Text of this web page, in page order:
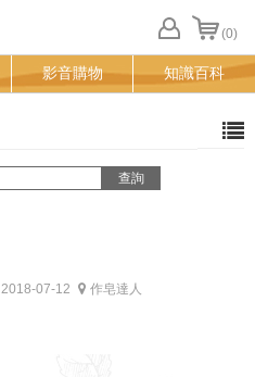
(0)
FB
登
影音購物 知識百科
2018-07-12 作皂達人